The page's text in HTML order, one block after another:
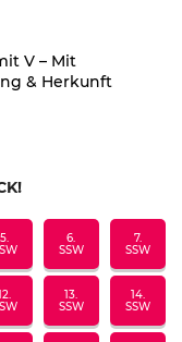
V – Mit
& Herkunft
5.
6.
SSW
7.
SSW
13.
SSW
14.
SSW